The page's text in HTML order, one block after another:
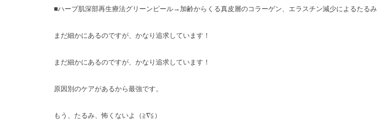
■ハーブ肌深部再生療法グリーンピール→加齢からくる真皮層のコラーゲン、エラスチン減少によるたるみ
まだ細かにあるのですが、かなり追求しています！
まだ細かにあるのですが、かなり追求しています！
原因別のケアがあるから最強です。
もう、たるみ、怖くないよ（≧∇≦）